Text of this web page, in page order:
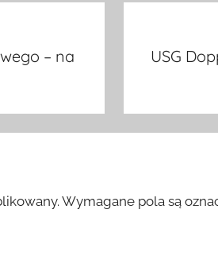
– na
USG
Wymagane pola są